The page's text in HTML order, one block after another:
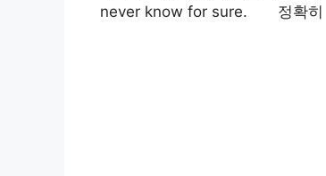
never know for sure. 정확히